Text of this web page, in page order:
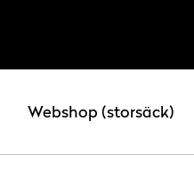
Webshop (storsäck)